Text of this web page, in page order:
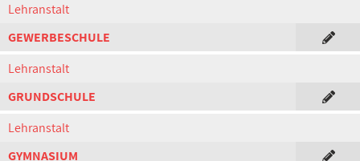
Lehranstalt
GEWERBESCHULE
Lehranstalt
GRUNDSCHULE
Lehranstalt
GYMNASIUM